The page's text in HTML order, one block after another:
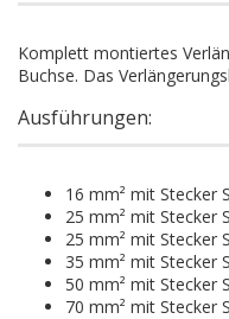
Komplett montiertes
Buchse. Das
Ausführungen:
16 mm² mit Stecker
25 mm² mit Stecker
25 mm² mit Stecker
35 mm² mit Stecker
50 mm² mit Stecker
70 mm² mit Stecker